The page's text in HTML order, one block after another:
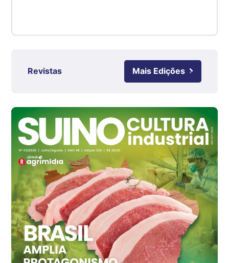
R$ 4,61
Grande São Paulo (SP)
Ovo Branco - Regional
Branco
R$ 145,34
cx
Ovo Vermelho - Regional
Grande São Paulo (SP)
R$ 155,59
cx
Ovo Vermelho - Regional
Vermelho
R$ 159,31
cx
Revistas Mais Edições